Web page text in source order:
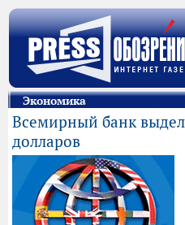
Экономика
Всемирный банк
долларов